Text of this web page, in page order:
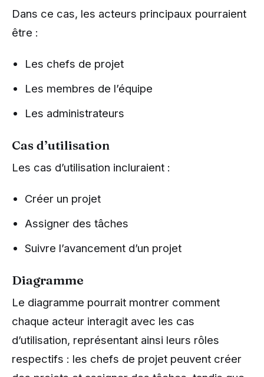
Dans ce cas, les acteurs principaux pourraient
être :
Les chefs de projet
Les membres de l’équipe
Les administrateurs
Cas d’utilisation
Les cas d’utilisation incluraient :
Créer un projet
Assigner des tâches
Suivre l’avancement d’un projet
Diagramme
Le diagramme pourrait montrer comment
chaque acteur interagit avec les cas
d’utilisation, représentant ainsi leurs rôles
respectifs : les chefs de projet peuvent créer